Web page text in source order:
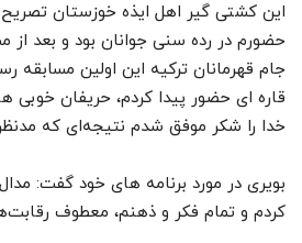
این کشتی گیر اهل ایذه خوزستان
حضورم در رده سنی جوانان بود و بعد از
جام قهرمانان ترکیه این اولین مسابقه
قاره ای حضور پیدا کردم، حریفان
خدا را شکر موفق شدم نتیجه‌ای که
بویری در مورد برنامه های خود گفت:
کردم و تمام فکر و ذهنم، معطوف